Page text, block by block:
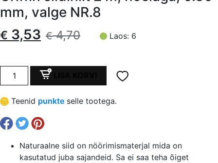
mm, valge NR.8
€4,70
Algne
oli:
€ 4,70.
€ 3,53
Current
is:
€ 3,53.
Laos: 6
Griffin
siidiniit
2
m,
nõelaga,
0.80
Teenid punkte selle tootega.
Naturaalne siid on nöörimismaterjal mida on
kasutatud juba sajandeid. Sa ei saa teha õiget